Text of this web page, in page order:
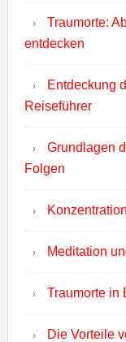
Traumorte:
entdecken
Entdeckung
Reiseführer
Grundlagen
Folgen
Meditation
Traumorte in
Die Vorteile